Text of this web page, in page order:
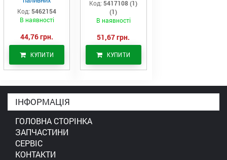
форсунок CAT
C7/C9 (546-2154)
Код: 5462154
В наявності
44,76 грн.
КУПИТИ
Код: 5417108 (1)
(1)
В наявності
51,67 грн.
КУПИТИ
ІНФОРМАЦІЯ
ГОЛОВНА СТОРІНКА
ЗАПЧАСТИНИ
СЕРВІС
КОНТАКТИ